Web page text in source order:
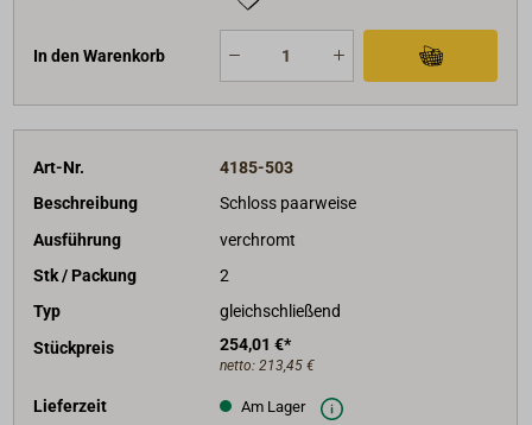
In den Warenkorb
Art-Nr.
4185-503
Beschreibung
Schloss paarweise
Ausführung
verchromt
Stk / Packung
2
Typ
gleichschließend
Stückpreis
254,01 €*
netto: 213,45 €
Lieferzeit Am Lager